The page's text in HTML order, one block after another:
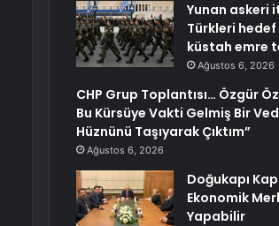
Yunan askeri
Türkleri
küstah emre
Ağustos 6, 2026
CHP Grup Toplantısı… Özgür
Bu Kürsüye Vakti Gelmiş Bir
Hüznünü Taşıyarak Çıktım”
Ağustos 6, 2026
Doğukapı
Ekonomik
Yapabilir